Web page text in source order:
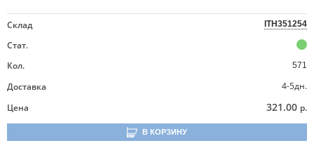
Склад ITH351254
Стат.
Кол.
571
Доставка
4-5дн.
Цена
321.00 р.
В КОРЗИНУ